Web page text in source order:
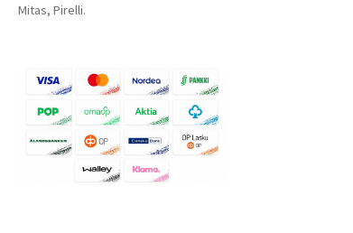
Mitas, Pirelli.